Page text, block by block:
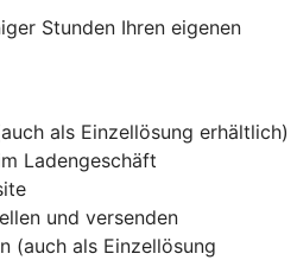
Stunden Ihren eigenen
als Einzellösung erhältlich)
Ladengeschäft
und versenden
(auch als Einzellösung